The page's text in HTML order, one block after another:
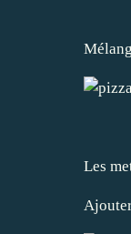
Les